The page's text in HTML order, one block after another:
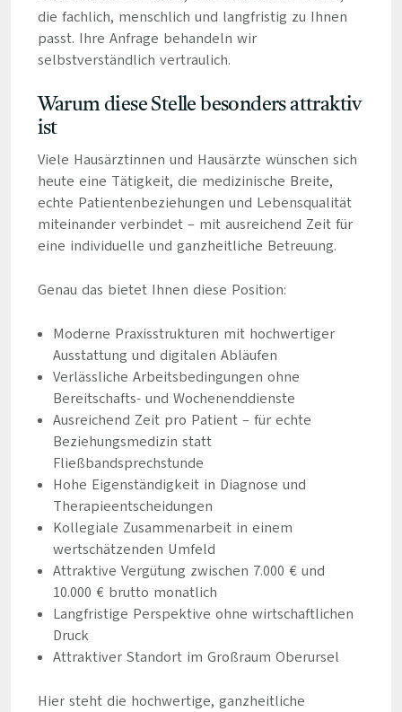
die fachlich, menschlich und langfristig zu Ihnen
passt. Ihre Anfrage behandeln wir
selbstverständlich vertraulich.
Warum diese Stelle besonders attraktiv
ist
Viele Hausärztinnen und Hausärzte wünschen sich
heute eine Tätigkeit, die medizinische Breite,
echte Patientenbeziehungen und Lebensqualität
miteinander verbindet – mit ausreichend Zeit für
eine individuelle und ganzheitliche Betreuung.
Genau das bietet Ihnen diese Position:
Moderne Praxisstrukturen mit hochwertiger
Ausstattung und digitalen Abläufen
Verlässliche Arbeitsbedingungen ohne
Bereitschafts- und Wochenenddienste
Ausreichend Zeit pro Patient – für echte
Beziehungsmedizin statt
Fließbandsprechstunde
Hohe Eigenständigkeit in Diagnose und
Therapieentscheidungen
Kollegiale Zusammenarbeit in einem
wertschätzenden Umfeld
Attraktive Vergütung zwischen 7.000 € und
10.000 € brutto monatlich
Langfristige Perspektive ohne wirtschaftlichen
Druck
Attraktiver Standort im Großraum Oberursel
Hier steht die hochwertige, ganzheitliche